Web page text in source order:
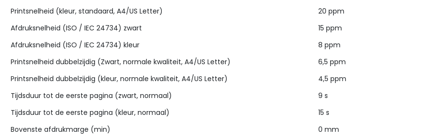
Printsnelheid (kleur, standaard, A4/US Letter)
20 ppm
Afdruksnelheid (ISO / IEC 24734) zwart
15 ppm
Afdruksnelheid (ISO / IEC 24734) kleur
8 ppm
Printsnelheid dubbelzijdig (Zwart, normale kwaliteit, A4/US Letter)
6,5 ppm
Printsnelheid dubbelzijdig (kleur, normale kwaliteit, A4/US Letter)
4,5 ppm
Tijdsduur tot de eerste pagina (zwart, normaal)
9 s
Tijdsduur tot de eerste pagina (kleur, normaal)
15 s
Bovenste afdrukmarge (min)
0 mm